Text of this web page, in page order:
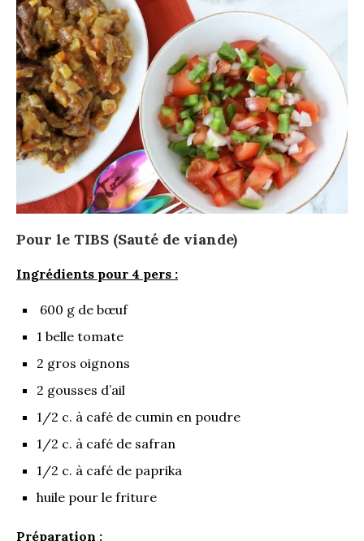
Pour le TIBS (Sauté de viande)
Ingrédients pour 4 pers :
600 g de bœuf
1 belle tomate
2 gros oignons
2 gousses d’ail
1/2 c. à café de cumin en poudre
1/2 c. à café de safran
1/2 c. à café de paprika
huile pour le friture
Préparation :